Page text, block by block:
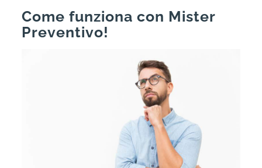
Come funziona con Mister
Preventivo!